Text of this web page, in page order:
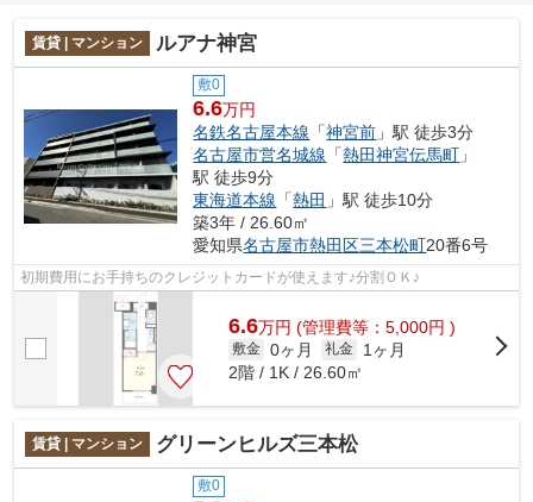
賃貸 | マンション ルアナ神宮
敷0
6.6万円
名鉄名古屋本線 「神宮前 」駅 徒歩3分
名古屋市営名城線 「熱田神宮伝馬町 」
駅 徒歩9分
東海道本線 「熱田 」駅 徒歩10分
築3年 / 26.60㎡
愛知県名古屋市熱田区三本松町20番6号
初期費用にお手持ちのクレジットカードが使えます♪分割ＯＫ♪
6.6万円 (管理費等：5,000円 )
敷金 0ヶ月 礼金
1ヶ月
2階 / 1K / 26.60㎡
賃貸 | マンション グリーンヒルズ三本松
敷0